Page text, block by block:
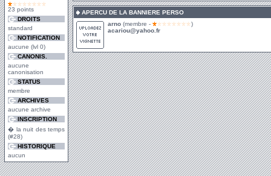
23 points
DROITS
standard
NOTIFICATION
aucune (lvl 0)
CANONIS.
aucune
canonisation
STATUS
membre
ARCHIVES
aucune archive
INSCRIPTION
� la nuit des temps
(#28)
HISTORIQUE
aucun
APERCU DE LA BANNIERE PERSO
arno (membre -
)
acariou@yahoo.fr